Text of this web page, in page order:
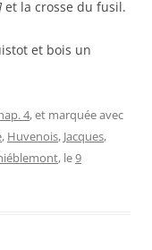
et la crosse du fusil.
et bois un
4, et marquée avec
, Huvenois, Jacques,
, le9